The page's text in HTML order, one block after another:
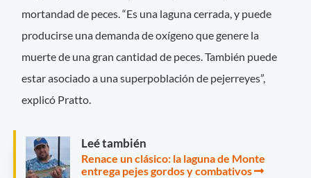
mortandad de peces. “Es una laguna cerrada, y puede
producirse una demanda de oxígeno que genere la
muerte de una gran cantidad de peces. También puede
estar asociado a una superpoblación de pejerreyes”,
explicó Pratto.
Leé también
Renace un clásico: la laguna de Monte
entrega pejes gordos y combativos